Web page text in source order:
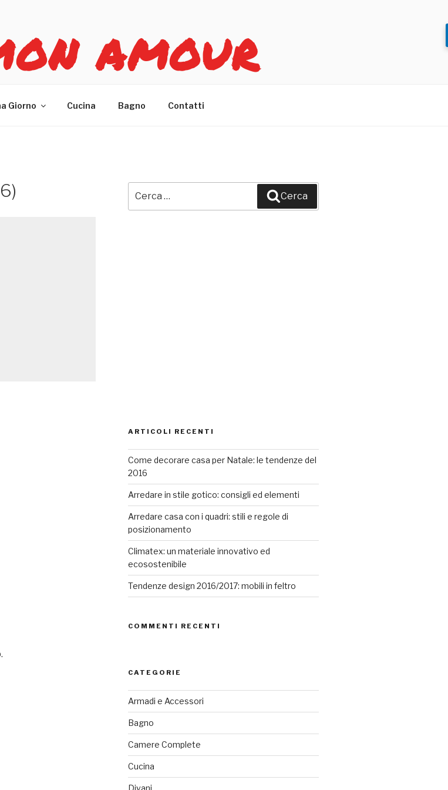
AMOUR
Giorno Cucina Bagno Contatti
Cerca
ARTICOLI RECENTI
Come decorare casa per Natale: le tendenze del
2016
Arredare in stile gotico: consigli ed elementi
Arredare casa con i quadri: stili e regole di
posizionamento
Climatex: un materiale innovativo ed
ecosostenibile
Tendenze design 2016/2017: mobili in feltro
COMMENTI RECENTI
CATEGORIE
Armadi e Accessori
Bagno
Camere Complete
Cucina